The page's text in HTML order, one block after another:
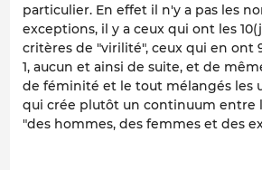
particulier. En effet il n'y a pas les
exceptions, il y a ceux qui ont les
critères de "virilité", ceux qui en ont
1, aucun et ainsi de suite, et de
de féminité et le tout mélangés les
qui crée plutôt un continuum entre
"des hommes, des femmes et des